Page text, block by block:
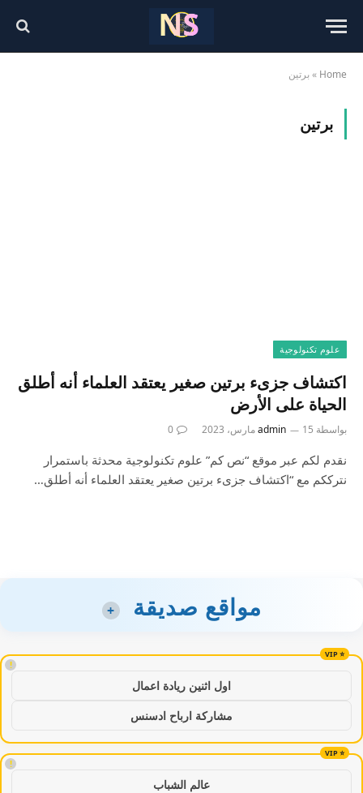
Home
»برتين
برتين
علوم تكنولوجية
اكتشاف جزىء برتين صغير يعتقد العلماء أنه أطلق
الحياة على الأرض
بواسطة admin 15 مارس، 2023 0
نقدم لكم عبر موقع “نص كم” علوم تكنولوجية محدثة باستمرار
نترككم مع “اكتشاف جزىء برتين صغير يعتقد العلماء أنه أطلق…
مواقع صديقة +
!
اول اثنين ريادة اعمال
مشاركة ارباح ادسنس
!
عالم الشباب